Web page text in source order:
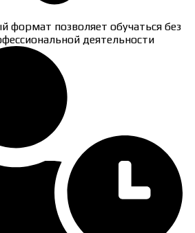
формат позволяет обучаться без
деятельности